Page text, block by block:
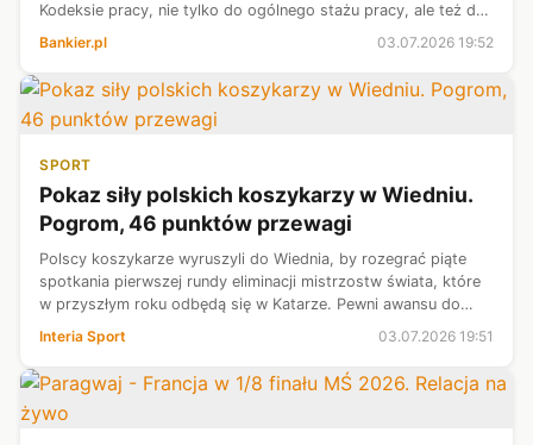
Kodeksie pracy, nie tylko do ogólnego stażu pracy, ale też do
uprawnień pracowniczych zależnych od stażu, jak nagroda
jubileuszowa, karta górnika c...
Bankier.pl 03.07.2026 19:52
SPORT
Pokaz siły polskich koszykarzy w Wiedniu.
Pogrom, 46 punktów przewagi
Polscy koszykarze wyruszyli do Wiednia, by rozegrać piąte
spotkania pierwszej rundy eliminacji mistrzostw świata, które
w przyszłym roku odbędą się w Katarze. Pewni awansu do
kolejnej fazy "biało-czerwoni" dali prawdziwy popis, gromiąc
mocno osłabion...
Interia Sport 03.07.2026 19:51